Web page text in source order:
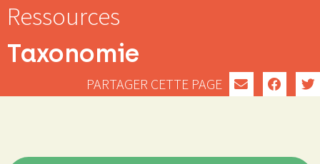
Ressources
Taxonomie
PARTAGER CETTE PAGE